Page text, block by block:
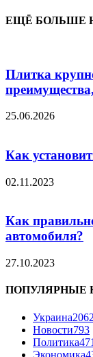
ЕЩЁ БОЛЬШЕ
Плитка
25.06.2026
Как
02.11.2023
Как
автомобиля?
27.10.2023
ПОПУЛЯРНЫЕ
Украина2062
Новости793
Политика471
Экономика